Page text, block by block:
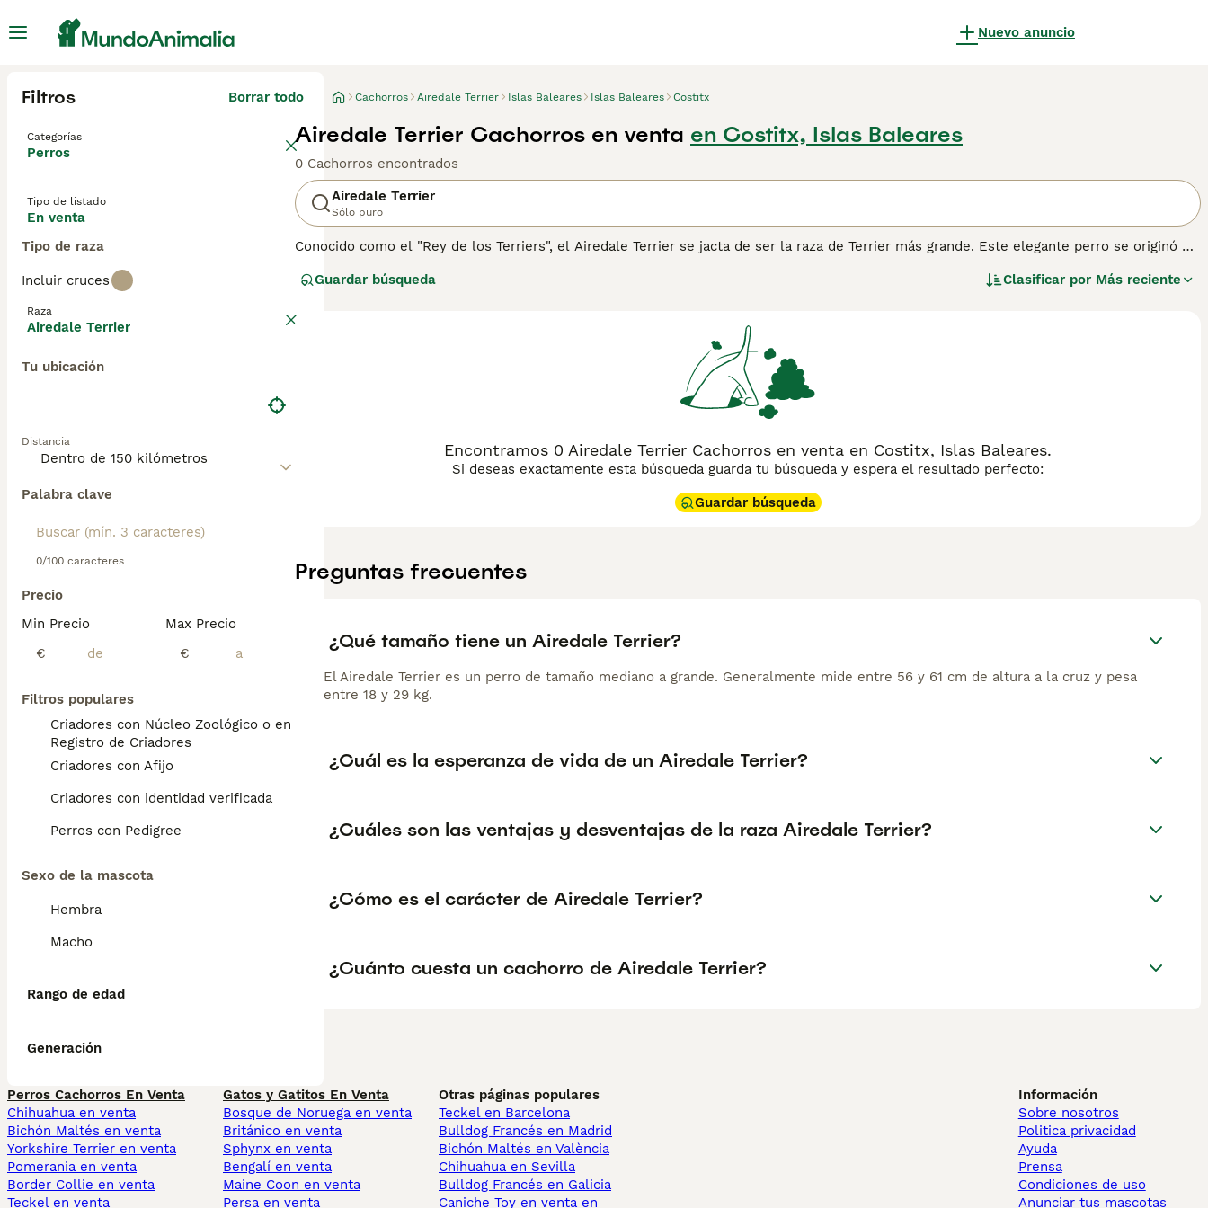
Nuevo anuncio
Filtros Borrar todo
Categorías
Perros
Tipo de listado
En venta
Tipo de raza
Incluir cruces
Raza
Airedale Terrier
Tu ubicación
Distancia
Palabra clave
0/100 caracteres
Precio
Min Precio
€
Max Precio
€
Filtros populares
Criadores con Núcleo Zoológico o en el
Registro de Criadores
Criadores con Afijo
Criadores con identidad verificada
Perros con Pedigree
Sexo de la mascota
Hembra
Macho
Rango de edad
Generación
Cachorros Airedale Terrier Islas Baleares Islas Baleares Costitx
Airedale Terrier Cachorros en venta en Costitx, Islas Baleares
0 Cachorros encontrados
Airedale Terrier
Sólo puro
Conocido como el "Rey de los Terriers", el Airedale Terrier se jacta de ser la raza de Terrier más grande. Este elegante perro se originó en
muchos "perros de agua".
Lee nuestra
Guardar búsqueda Clasificar por Más reciente
Encontramos 0 Airedale Terrier Cachorros en venta en Costitx, Islas Baleares.
Si deseas exactamente esta búsqueda guarda tu búsqueda y espera el resultado perfecto:
Guardar búsqueda
Preguntas frecuentes
¿Qué tamaño tiene un Airedale Terrier?
El Airedale Terrier es un perro de tamaño mediano a grande. Generalmente mide entre 56 y 61 cm de altura a la cruz y pesa
entre 18 y 29 kg.
¿Cuál es la esperanza de vida de un Airedale Terrier?
¿Cuáles son las ventajas y desventajas de la raza Airedale Terrier?
¿Cómo es el carácter de Airedale Terrier?
¿Cuánto cuesta un cachorro de Airedale Terrier?
Perros Cachorros En Venta
Chihuahua en venta
Bichón Maltés en venta
Yorkshire Terrier en venta
Pomerania en venta
Border Collie en venta
Teckel en venta
Gatos y Gatitos En Venta
Bosque de Noruega en venta
Británico en venta
Sphynx en venta
Bengalí en venta
Maine Coon en venta
Persa en venta
Otras páginas populares
Teckel en Barcelona
Bulldog Francés en Madrid
Bichón Maltés en València
Chihuahua en Sevilla
Bulldog Francés en Galicia
Caniche Toy en venta en
Información
Sobre nosotros
Politica privacidad
Ayuda
Prensa
Condiciones de uso
Anunciar tus mascotas